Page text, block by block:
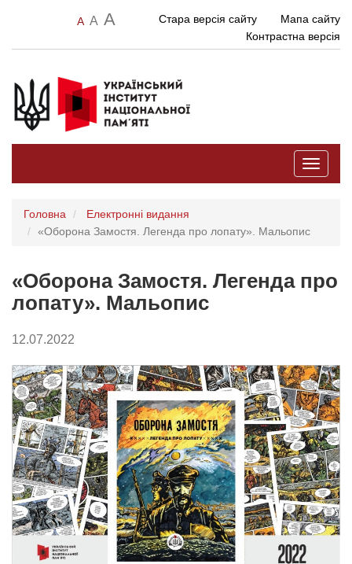
A A A Стара версія сайту
Мапа сайту
Контрастна версія
Toggle
Головна
Електронні видання
«Оборона Замостя. Легенда про лопату». Мальопис
«Оборона Замостя. Легенда про
лопату». Мальопис
12.07.2022